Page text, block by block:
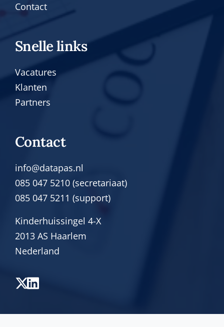
Contact
Snelle links
Vacatures
Klanten
Partners
Contact
info@datapas.nl
085 047 5210 (secretariaat)
085 047 5211 (support)
Kinderhuissingel 4-X
2013 AS Haarlem
Nederland